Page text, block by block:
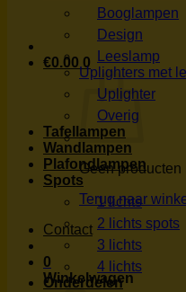
€0.00 0
Geen
Terug naar
Contact
0
Winkelwagen
Booglampen
Design
Leeslamp
Uplighters met
Uplighter
Overig
Tafellampen
Wandlampen
Plafondlampen
Spots
1 lichts
2 lichts spots
3 lichts
4 lichts
Onderdelen